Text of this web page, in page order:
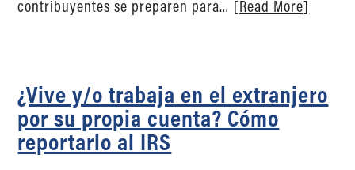
contribuyentes se preparen para… [Read More]
¿Vive y/o trabaja en el extranjero
por su propia cuenta? Cómo
reportarlo al IRS